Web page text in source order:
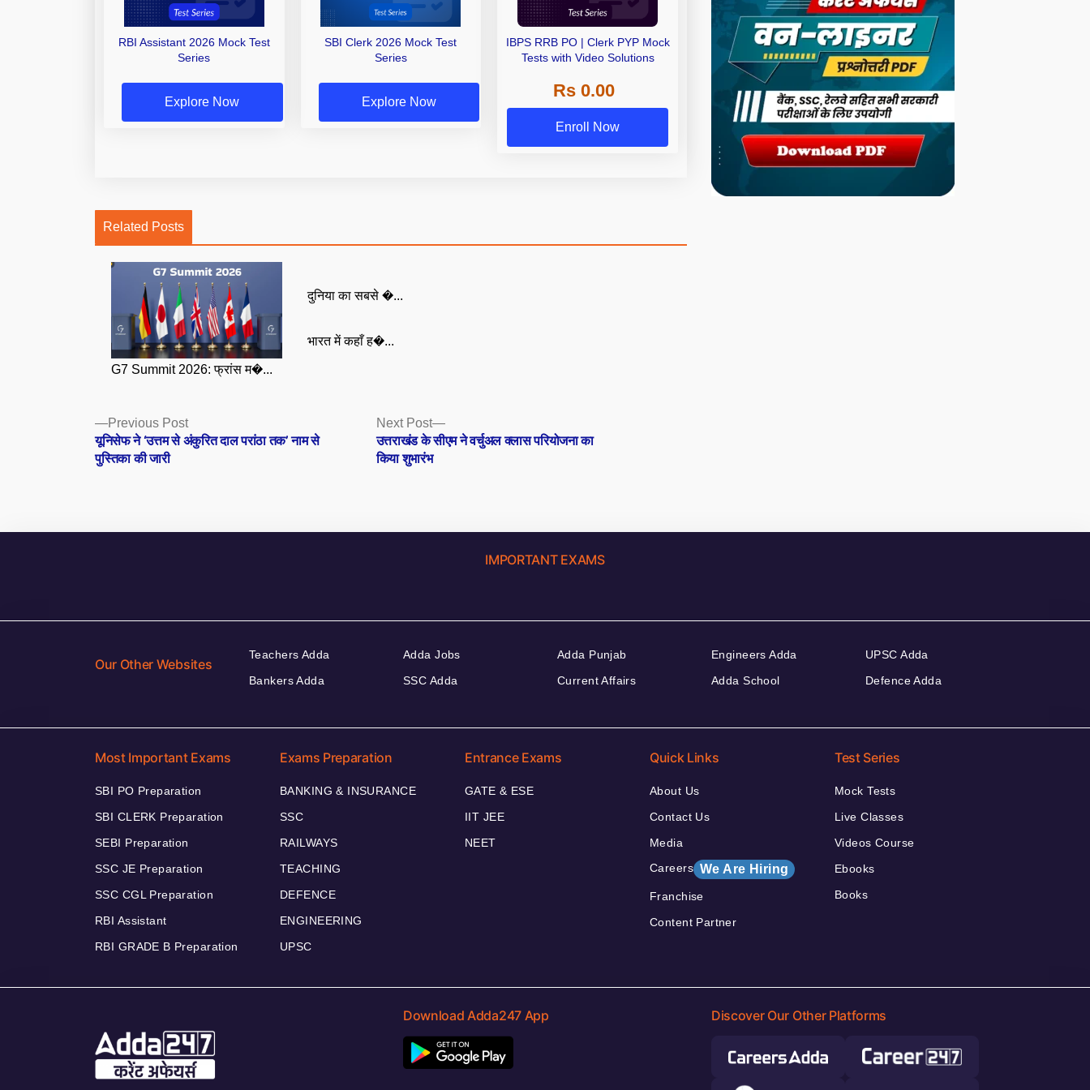
RBI Assistant 2026 Mock Test
Series
Explore Now
SBI Clerk 2026 Mock Test
Series
Explore Now
IBPS RRB PO | Clerk PYP Mock
Tests with Video Solutions
Rs 0.00
Enroll Now
Related Posts
G7 Summit 2026: फ्रांस म�...
दुनिया का सबसे �...
भारत में कहाँ ह�...
Posts
navigation
Previous PostPrevious
post:
यूनिसेफ ने ‘उत्तम से अंकुरित दाल परांठा तक’ नाम से
पुस्तिका की जारी
Next Post
Next
post:
उत्तराखंड के सीएम ने वर्चुअल क्लास परियोजना का
किया शुभारंभ
IMPORTANT EXAMS
Our Other Websites
Teachers Adda
Bankers Adda
Adda Jobs
SSC Adda
Adda Punjab
Current Affairs
Engineers Adda
Adda School
UPSC Adda
Defence Adda
Most Important Exams
SBI PO Preparation
SBI CLERK Preparation
SEBI Preparation
SSC JE Preparation
SSC CGL Preparation
RBI Assistant
RBI GRADE B Preparation
Exams Preparation
BANKING & INSURANCE
SSC
RAILWAYS
TEACHING
DEFENCE
ENGINEERING
UPSC
Entrance Exams
GATE & ESE
IIT JEE
NEET
Quick Links
About Us
Contact Us
Media
Careers We Are Hiring
Franchise
Content Partner
Test Series
Mock Tests
Live Classes
Videos Course
Ebooks
Books
Download Adda247 App Discover Our Other Platforms